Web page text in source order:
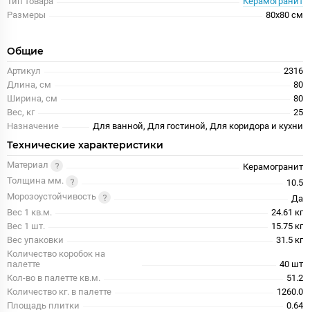
Размеры
80x80 см
Общие
Артикул
2316
Длина, см
80
Ширина, см
80
Вес, кг
25
Назначение
Для ванной, Для гостиной, Для коридора и кухни
Технические характеристики
Материал
Керамогранит
Толщина мм.
10.5
Морозоустойчивость
Да
Вес 1 кв.м.
24.61 кг
Вес 1 шт.
15.75 кг
Вес упаковки
31.5 кг
Количество коробок на
палетте
40 шт
Кол-во в палетте кв.м.
51.2
Количество кг. в палетте
1260.0
Площадь плитки
0.64